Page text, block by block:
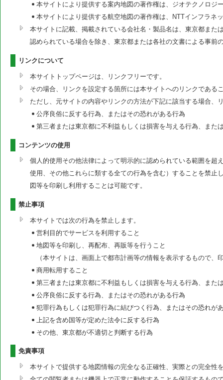
本サイトにより提供する案内地図の著作権は、ジオテクノロジ
本サイトにより提供する航空地図の著作権は、NTTインフラネ
本サイトに記載、掲載されている会社名・製品名は、東京都ま
認められている場合を除き、東京都または各社の文書による事前
リンクについて
本サイトトップページは、リンクフリーです。
その場合、リンクを設定する箇所には本サイトへのリンクである
ただし、元サイトの内容やリンクの方法が下記に該当する場合、
公序良俗に反する行為、またはその恐れがある行為
第三者または東京都に不利益もしくは損害を与える行為、また
コンテンツの使用
個人的使用その他法律によって明示的に認められている範囲を
使用、その他これらに類する全ての行為を含む）することを禁
図等を印刷し利用することは可能です。
禁止事項
本サイトでは次の行為を禁止します。
営利目的でサービスを利用すること
地図等を印刷し、再配布、再販等を行うこと
（本サイトは、画面上で都市計画等の情報を表示するもので、
商用転用すること
第三者または東京都に不利益もしくは損害を与える行為、また
公序良俗に反する行為、またはその恐れがある行為
犯罪行為もしくは犯罪行為に結びつく行為、またはその恐れが
上記を含め国等が定めた法令に反する行為
その他、東京都が不適切と判断する行為
免責事項
本サイトで提供する地図情報の完全なる正確性、実際との完全性